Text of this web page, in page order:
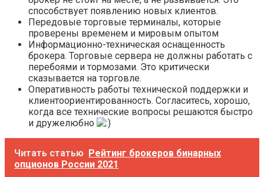
способствует появлению новых клиентов.
Передовые торговые терминалы, которые
проверены временем и мировым опытом
Информационно-техническая оснащенность
брокера. Торговые сервера не должны работать с
перебоями и тормозами. Это критически
сказывается на торговле.
Оперативность работы технической поддержки и
клиентоориентированность. Согласитесь, хорошо,
когда все технические вопросы решаются быстро
и дружелюбно
Читать статью Рейтинг брокеров бинарных
опционов России 2021